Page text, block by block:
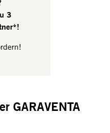
3
GARAVENTA